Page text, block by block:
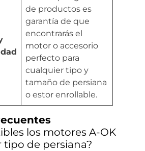
de productos es
garantía de que
encontrarás el
motor o accesorio
perfecto para
cualquier tipo y
tamaño de persiana
o estor enrollable.
los motores A-OK
tipo de persiana?